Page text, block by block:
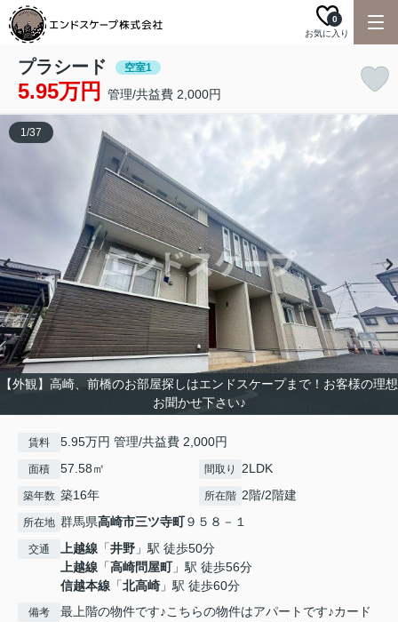
お気に入り
0
プラシード 空室1
5.95万円 管理/共益費 2,000円
【外観】高崎、前橋のお部屋探しはエンドスケープまで！お客様の理想
お聞かせ下さい♪
1/37
賃料 5.95万円 管理/共益費 2,000円
面積 57.58㎡ 間取り 2LDK
築年数 築16年 所在階 2階/2階建
所在地 群馬県高崎市三ツ寺町９５８－１
交通 上越線 「井野 」駅 徒歩50分
上越線 「高崎問屋町」駅 徒歩56分
信越本線 「北高崎 」駅 徒歩60分
備考
最上階の物件です♪こちらの物件はアパートです♪カード